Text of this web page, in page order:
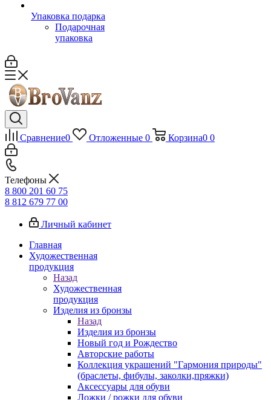
Упаковка подарка
Подарочная
упаковка
Сравнение0 Отложенные 0 Корзина0 0
Телефоны
8 800 201 60 75
8 812 679 77 00
Личный кабинет
Главная
Художественная
продукция
Назад
Художественная
продукция
Изделия из бронзы
Назад
Изделия из бронзы
Новый год и Рождество
Авторские работы
Коллекция украшений "Гармония природы"
(браслеты, фибулы, заколки,пряжки)
Аксессуары для обуви
Ложки / рожки для обуви